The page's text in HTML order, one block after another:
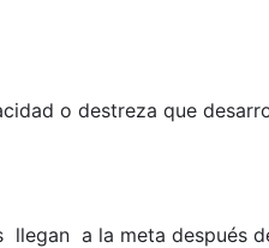
o destreza que
a la meta después